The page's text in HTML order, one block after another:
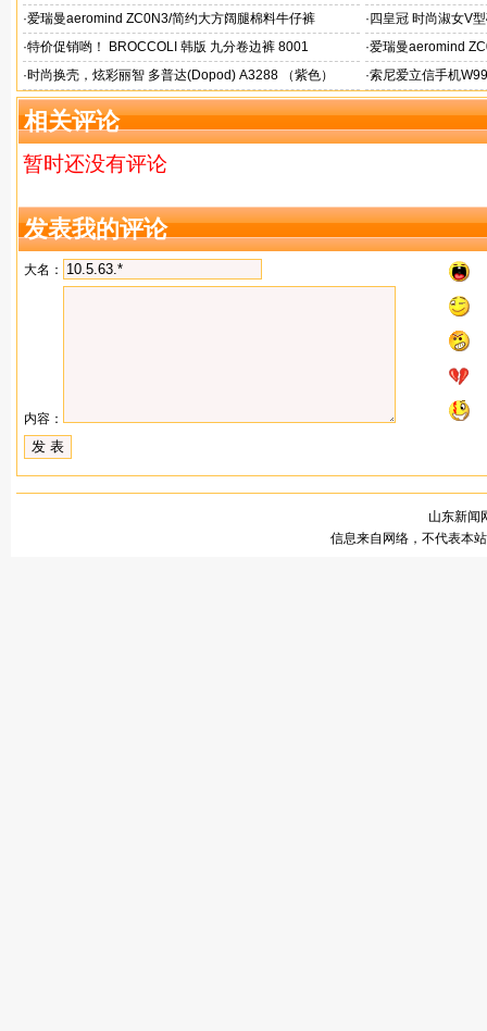
恤
带三件套
·爱瑞曼aeromind ZC0N3/简约大方阔腿棉料牛仔裤 · 四皇冠 时尚淑女V
·特价促销哟！ BROCCOLI 韩版 九分卷边裤 8001 ·爱瑞曼aeromind
·时尚换壳，炫彩丽智 多普达(Dopod) A3288 （紫色） ·索尼爱立信手机
相关评论
暂时还没有评论
发表我的评论
大名：
内容：
山东新闻
信息来自网络，不代表本